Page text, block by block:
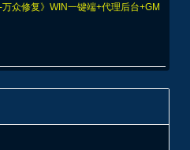
众修复》WIN一键端+代理后台+GM